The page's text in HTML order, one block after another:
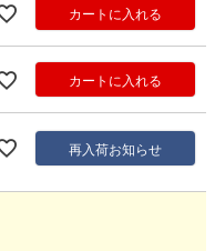
カートに入れる
カートに入れる
再入荷お知らせ